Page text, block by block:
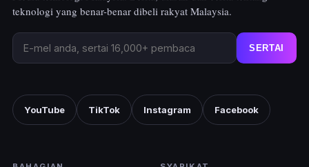
teknologi yang benar-benar dibeli rakyat Malaysia.
SERTAI
YouTube TikTok Instagram Facebook